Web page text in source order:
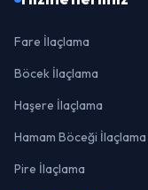
Fare İlaçlama
Böcek İlaçlama
Haşere İlaçlama
Hamam Böceği İlaçlama
Pire İlaçlama